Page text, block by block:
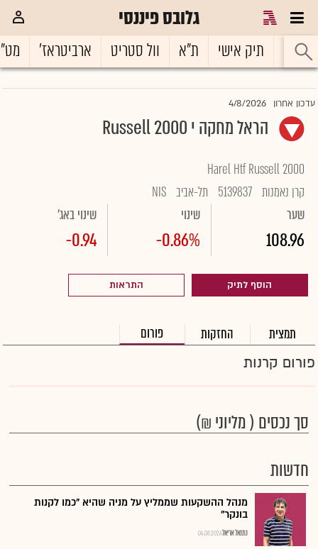
גלובס פיננסי
ראשי תיק אישי ת"א וול סטריט ארביטראז'
עדכון אחרון 4/8/2026
הראל מחקה י Russell 2000
Harel Htf Russell 2000
קרן נאמנות 5139837 תל-אביב NIS
שער
108.96
שינוי
-0.86%
שינוי באג'
-0.94
הוסף לתיק התראות
תמצית החזקות פורום
פורום קרנות
סך נכסים ( מליוני ₪)
חדשות
מנהל ההשקעות שממליץ על מניה שהיא "כמו לקנות
בונקר"
04.08.2026נתנאל אריאל